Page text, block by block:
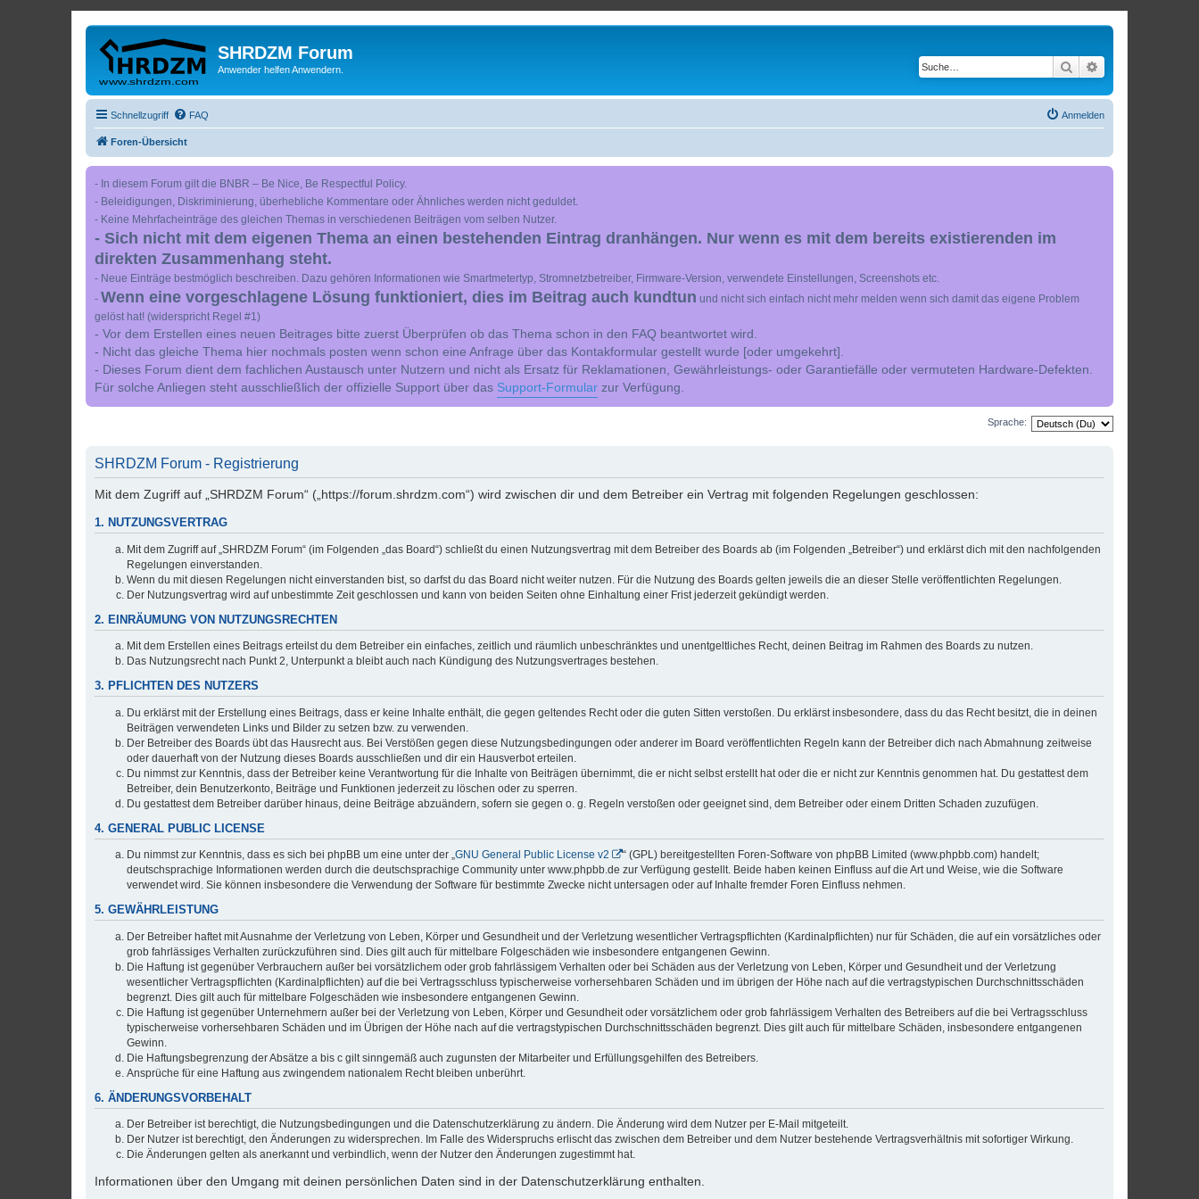
SHRDZM Forum
Anwender helfen Anwendern. Suche
Schnellzugriff FAQ Anmelden
Foren-Übersicht
- In diesem Forum gilt die BNBR – Be Nice, Be Respectful Policy.
- Beleidigungen, Diskriminierung, überhebliche Kommentare oder Ähnliches werden nicht geduldet.
- Keine Mehrfacheinträge des gleichen Themas in verschiedenen Beiträgen vom selben Nutzer.
- Sich nicht mit dem eigenen Thema an einen bestehenden Eintrag dranhängen. Nur wenn es mit dem bereits existierenden im
direkten Zusammenhang steht.
- Neue Einträge bestmöglich beschreiben. Dazu gehören Informationen wie Smartmetertyp, Stromnetzbetreiber, Firmware-Version, verwendete Einstellungen, Screenshots etc.
- Wenn eine vorgeschlagene Lösung funktioniert, dies im Beitrag auch kundtun und nicht sich einfach nicht mehr melden wenn sich damit das eigene Problem
gelöst hat! (widerspricht Regel #1)
- Vor dem Erstellen eines neuen Beitrages bitte zuerst Überprüfen ob das Thema schon in den FAQ beantwortet wird.
- Nicht das gleiche Thema hier nochmals posten wenn schon eine Anfrage über das Kontakformular gestellt wurde [oder umgekehrt].
- Dieses Forum dient dem fachlichen Austausch unter Nutzern und nicht als Ersatz für Reklamationen, Gewährleistungs- oder Garantiefälle oder vermuteten Hardware-Defekten.
Für solche Anliegen steht ausschließlich der offizielle Support über das Support-Formular zur Verfügung.
Sprache:
SHRDZM Forum - Registrierung
Mit dem Zugriff auf „SHRDZM Forum“ („https://forum.shrdzm.com“) wird zwischen dir und dem Betreiber ein Vertrag mit folgenden Regelungen geschlossen:
1. NUTZUNGSVERTRAG
Mit dem Zugriff auf „SHRDZM Forum“ (im Folgenden „das Board“) schließt du einen Nutzungsvertrag mit dem Betreiber des Boards ab (im Folgenden „Betreiber“) und erklärst dich mit den nachfolgenden
Regelungen einverstanden.
Wenn du mit diesen Regelungen nicht einverstanden bist, so darfst du das Board nicht weiter nutzen. Für die Nutzung des Boards gelten jeweils die an dieser Stelle veröffentlichten Regelungen.
Der Nutzungsvertrag wird auf unbestimmte Zeit geschlossen und kann von beiden Seiten ohne Einhaltung einer Frist jederzeit gekündigt werden.
2. EINRÄUMUNG VON NUTZUNGSRECHTEN
Mit dem Erstellen eines Beitrags erteilst du dem Betreiber ein einfaches, zeitlich und räumlich unbeschränktes und unentgeltliches Recht, deinen Beitrag im Rahmen des Boards zu nutzen.
Das Nutzungsrecht nach Punkt 2, Unterpunkt a bleibt auch nach Kündigung des Nutzungsvertrages bestehen.
3. PFLICHTEN DES NUTZERS
Du erklärst mit der Erstellung eines Beitrags, dass er keine Inhalte enthält, die gegen geltendes Recht oder die guten Sitten verstoßen. Du erklärst insbesondere, dass du das Recht besitzt, die in deinen
Beiträgen verwendeten Links und Bilder zu setzen bzw. zu verwenden.
Der Betreiber des Boards übt das Hausrecht aus. Bei Verstößen gegen diese Nutzungsbedingungen oder anderer im Board veröffentlichten Regeln kann der Betreiber dich nach Abmahnung zeitweise
oder dauerhaft von der Nutzung dieses Boards ausschließen und dir ein Hausverbot erteilen.
Du nimmst zur Kenntnis, dass der Betreiber keine Verantwortung für die Inhalte von Beiträgen übernimmt, die er nicht selbst erstellt hat oder die er nicht zur Kenntnis genommen hat. Du gestattest dem
Betreiber, dein Benutzerkonto, Beiträge und Funktionen jederzeit zu löschen oder zu sperren.
Du gestattest dem Betreiber darüber hinaus, deine Beiträge abzuändern, sofern sie gegen o. g. Regeln verstoßen oder geeignet sind, dem Betreiber oder einem Dritten Schaden zuzufügen.
4. GENERAL PUBLIC LICENSE
Du nimmst zur Kenntnis, dass es sich bei phpBB um eine unter der „GNU General Public License v2
“ (GPL) bereitgestellten Foren-Software von phpBB Limited (www.phpbb.com) handelt;
deutschsprachige Informationen werden durch die deutschsprachige Community unter www.phpbb.de zur Verfügung gestellt. Beide haben keinen Einfluss auf die Art und Weise, wie die Software
verwendet wird. Sie können insbesondere die Verwendung der Software für bestimmte Zwecke nicht untersagen oder auf Inhalte fremder Foren Einfluss nehmen.
5. GEWÄHRLEISTUNG
Der Betreiber haftet mit Ausnahme der Verletzung von Leben, Körper und Gesundheit und der Verletzung wesentlicher Vertragspflichten (Kardinalpflichten) nur für Schäden, die auf ein vorsätzliches oder
grob fahrlässiges Verhalten zurückzuführen sind. Dies gilt auch für mittelbare Folgeschäden wie insbesondere entgangenen Gewinn.
Die Haftung ist gegenüber Verbrauchern außer bei vorsätzlichem oder grob fahrlässigem Verhalten oder bei Schäden aus der Verletzung von Leben, Körper und Gesundheit und der Verletzung
wesentlicher Vertragspflichten (Kardinalpflichten) auf die bei Vertragsschluss typischerweise vorhersehbaren Schäden und im übrigen der Höhe nach auf die vertragstypischen Durchschnittsschäden
begrenzt. Dies gilt auch für mittelbare Folgeschäden wie insbesondere entgangenen Gewinn.
Die Haftung ist gegenüber Unternehmern außer bei der Verletzung von Leben, Körper und Gesundheit oder vorsätzlichem oder grob fahrlässigem Verhalten des Betreibers auf die bei Vertragsschluss
typischerweise vorhersehbaren Schäden und im Übrigen der Höhe nach auf die vertragstypischen Durchschnittsschäden begrenzt. Dies gilt auch für mittelbare Schäden, insbesondere entgangenen
Gewinn.
Die Haftungsbegrenzung der Absätze a bis c gilt sinngemäß auch zugunsten der Mitarbeiter und Erfüllungsgehilfen des Betreibers.
Ansprüche für eine Haftung aus zwingendem nationalem Recht bleiben unberührt.
6. ÄNDERUNGSVORBEHALT
Der Betreiber ist berechtigt, die Nutzungsbedingungen und die Datenschutzerklärung zu ändern. Die Änderung wird dem Nutzer per E-Mail mitgeteilt.
Der Nutzer ist berechtigt, den Änderungen zu widersprechen. Im Falle des Widerspruchs erlischt das zwischen dem Betreiber und dem Nutzer bestehende Vertragsverhältnis mit sofortiger Wirkung.
Die Änderungen gelten als anerkannt und verbindlich, wenn der Nutzer den Änderungen zugestimmt hat.
Informationen über den Umgang mit deinen persönlichen Daten sind in der Datenschutzerklärung enthalten.